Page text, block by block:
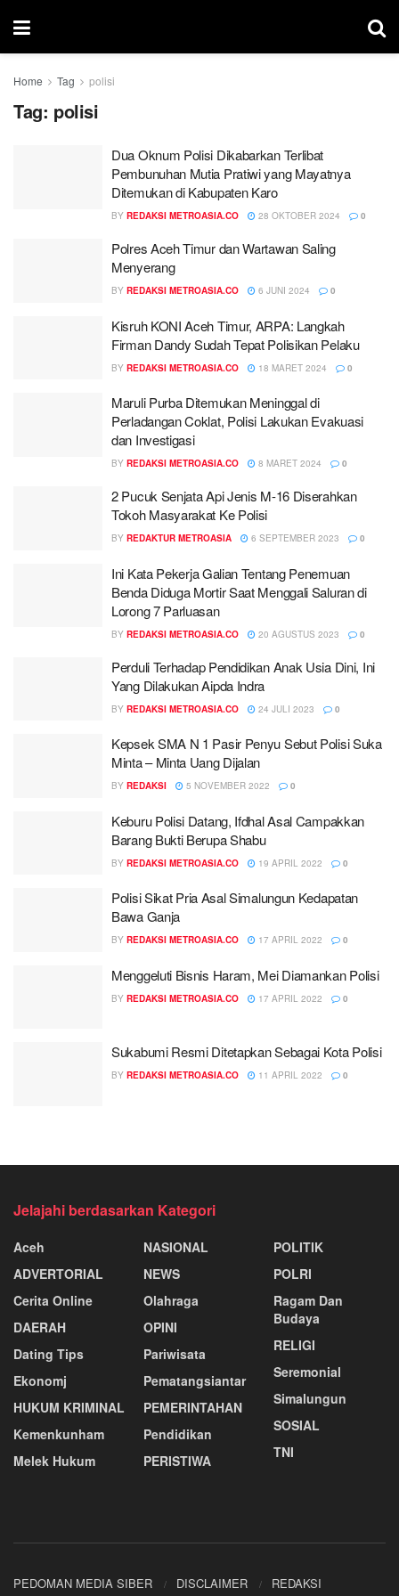
Home Tag polisi
Tag: polisi
Dua Oknum Polisi Dikabarkan Terlibat
Pembunuhan Mutia Pratiwi yang Mayatnya
Ditemukan di Kabupaten Karo
BY REDAKSI METROASIA.CO 28 OKTOBER 2024 0
Polres Aceh Timur dan Wartawan Saling
Menyerang
BY REDAKSI METROASIA.CO 6 JUNI 2024 0
Kisruh KONI Aceh Timur, ARPA: Langkah
Firman Dandy Sudah Tepat Polisikan Pelaku
BY REDAKSI METROASIA.CO 18 MARET 2024 0
Maruli Purba Ditemukan Meninggal di
Perladangan Coklat, Polisi Lakukan Evakuasi
dan Investigasi
BY REDAKSI METROASIA.CO 8 MARET 2024 0
2 Pucuk Senjata Api Jenis M-16 Diserahkan
Tokoh Masyarakat Ke Polisi
BY REDAKTUR METROASIA 6 SEPTEMBER 2023 0
Ini Kata Pekerja Galian Tentang Penemuan
Benda Diduga Mortir Saat Menggali Saluran di
Lorong 7 Parluasan
BY REDAKSI METROASIA.CO 20 AGUSTUS 2023 0
Perduli Terhadap Pendidikan Anak Usia Dini, Ini
Yang Dilakukan Aipda Indra
BY REDAKSI METROASIA.CO 24 JULI 2023 0
Kepsek SMA N 1 Pasir Penyu Sebut Polisi Suka
Minta – Minta Uang Dijalan
BY REDAKSI 5 NOVEMBER 2022 0
Keburu Polisi Datang, Ifdhal Asal Campakkan
Barang Bukti Berupa Shabu
BY REDAKSI METROASIA.CO 19 APRIL 2022 0
Polisi Sikat Pria Asal Simalungun Kedapatan
Bawa Ganja
BY REDAKSI METROASIA.CO 17 APRIL 2022 0
Menggeluti Bisnis Haram, Mei Diamankan Polisi
BY REDAKSI METROASIA.CO 17 APRIL 2022 0
Sukabumi Resmi Ditetapkan Sebagai Kota Polisi
BY REDAKSI METROASIA.CO 11 APRIL 2022 0
Jelajahi berdasarkan Kategori
Aceh
ADVERTORIAL
Cerita Online
DAERAH
Dating Tips
Ekonomj
HUKUM KRIMINAL
Kemenkunham
Melek Hukum
NASIONAL
NEWS
Olahraga
OPINI
Pariwisata
Pematangsiantar
PEMERINTAHAN
Pendidikan
PERISTIWA
POLITIK
POLRI
Ragam Dan
Budaya
RELIGI
Seremonial
Simalungun
SOSIAL
TNI
PEDOMAN MEDIA SIBER DISCLAIMER REDAKSI